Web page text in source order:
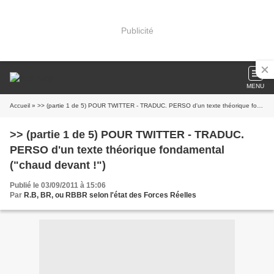
Publicité
MENU
Accueil » >> (partie 1 de 5) POUR TWITTER - TRADUC. PERSO d'un texte théorique fondamental ("chaud devant !")
>> (partie 1 de 5) POUR TWITTER - TRADUC.
PERSO d'un texte théorique fondamental
("chaud devant !")
Publié le 03/09/2011 à 15:06
Par R.B, BR, ou RBBR selon l'état des Forces Réelles